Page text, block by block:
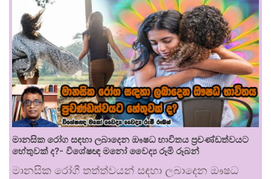
මානසික රෝග සඳහා ලබාදෙන ඖෂධ භාවිතය ප්‍රචණ්ඩත්වයට
හේතුවක් ද?- විශේෂඥ මනෝ වෛද්‍ය රූමි රූබන්
මානසික රෝගී තත්ත්වයන් සඳහා ලබාදෙන ඖෂධ